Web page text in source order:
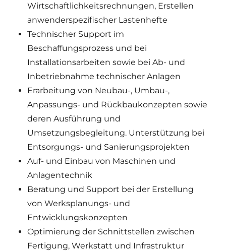
Wirtschaftlichkeitsrechnungen, Erstellen
anwenderspezifischer Lastenhefte
Technischer Support im
Beschaffungsprozess und bei
Installationsarbeiten sowie bei Ab- und
Inbetriebnahme technischer Anlagen
Erarbeitung von Neubau-, Umbau-,
Anpassungs- und Rückbaukonzepten sowie
deren Ausführung und
Umsetzungsbegleitung. Unterstützung bei
Entsorgungs- und Sanierungsprojekten
Auf- und Einbau von Maschinen und
Anlagentechnik
Beratung und Support bei der Erstellung
von Werksplanungs- und
Entwicklungskonzepten
Optimierung der Schnittstellen zwischen
Fertigung, Werkstatt und Infrastruktur